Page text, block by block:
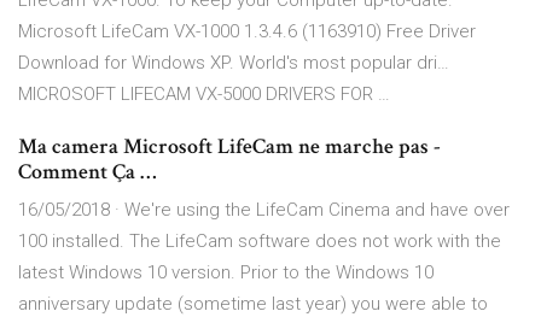
Microsoft LifeCam VX-1000 1.3.4.6 (1163910) Free Driver
Download for Windows XP. World's most popular dri…
MICROSOFT LIFECAM VX-5000 DRIVERS FOR …
Ma camera Microsoft LifeCam ne marche pas -
Comment Ça …
16/05/2018 · We're using the LifeCam Cinema and have over
100 installed. The LifeCam software does not work with the
latest Windows 10 version. Prior to the Windows 10
anniversary update (sometime last year) you were able to